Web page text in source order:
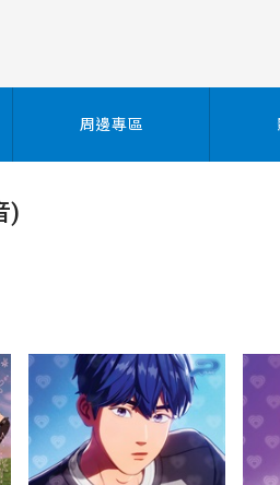
周邊專區
)